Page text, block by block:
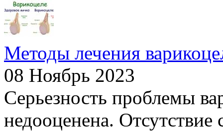
Методы лечения
08 Ноябрь 2023
Серьезность проблемы
недооценена.